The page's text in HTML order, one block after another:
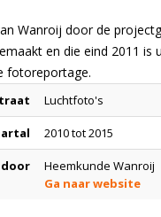
Wanroij door de
en die eind 2011
fotoreportage.
Luchtfoto's
2010 tot 2015
Heemkunde Wanroij
Ga naar website